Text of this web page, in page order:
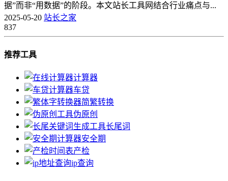
据”而非“用数据”的阶段。本文站长工具网结合行业痛点与...
2025-05-20 站长之家
837
推荐工具
计算器
车贷
简繁转换
伪原创
长尾词
安全期
产检
ip查询